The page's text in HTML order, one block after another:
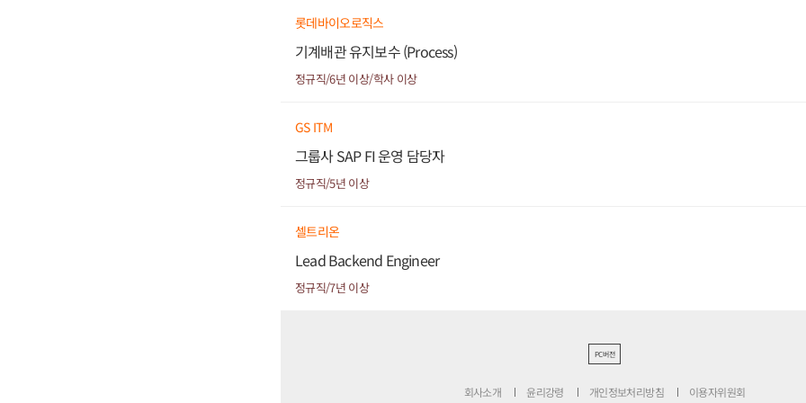
롯데바이오로직스
기계배관 유지보수 (Process)
정규직/6년 이상/학사 이상
GS ITM
그룹사 SAP FI 운영 담당자
정규직/5년 이상
셀트리온
Lead Backend Engineer
정규직/7년 이상
PC버전
회사소개 윤리강령 개인정보처리방침 이용자위원회